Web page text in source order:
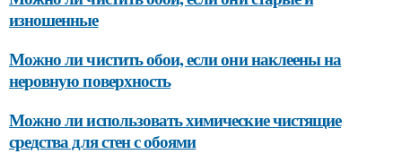
изношенные
Можно ли чистить обои, если они наклеены на
неровную поверхность
Можно ли использовать химические чистящие
средства для стен с обоями